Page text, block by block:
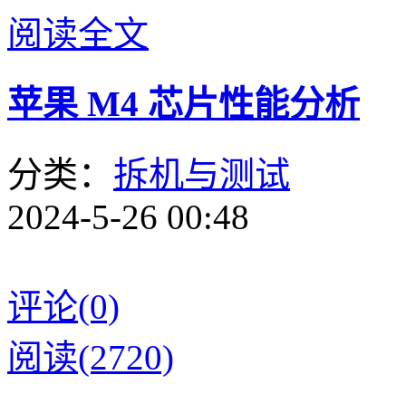
阅读全文
苹果 M4 芯片性能分析
分类： 拆机与测试
2024-5-26 00:48
评论(0)
阅读(2720)